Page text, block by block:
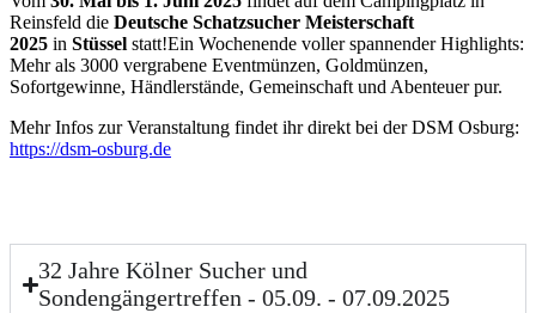
Reinsfeld die Deutsche Schatzsucher Meisterschaft
2025 in Stüssel statt!Ein Wochenende voller spannender Highlights:
Mehr als 3000 vergrabene Eventmünzen, Goldmünzen,
Sofortgewinne, Händlerstände, Gemeinschaft und Abenteuer pur.
Mehr Infos zur Veranstaltung findet ihr direkt bei der DSM Osburg:
https://dsm-osburg.de
32 Jahre Kölner Sucher und
Sondengängertreffen - 05.09. - 07.09.2025